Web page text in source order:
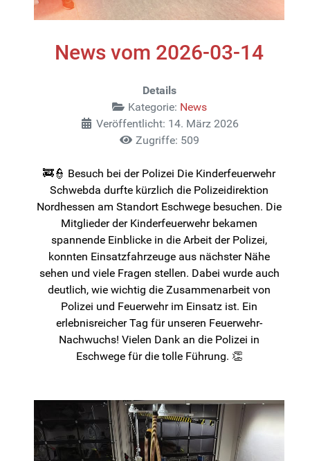
News vom 2026-03-14
Details
Kategorie: News
Veröffentlicht: 14. März 2026
Zugriffe: 509
🚒👮 Besuch bei der Polizei Die Kinderfeuerwehr
Schwebda durfte kürzlich die Polizeidirektion
Nordhessen am Standort Eschwege besuchen. Die
Mitglieder der Kinderfeuerwehr bekamen
spannende Einblicke in die Arbeit der Polizei,
konnten Einsatzfahrzeuge aus nächster Nähe
sehen und viele Fragen stellen. Dabei wurde auch
deutlich, wie wichtig die Zusammenarbeit von
Polizei und Feuerwehr im Einsatz ist. Ein
erlebnisreicher Tag für unseren Feuerwehr-
Nachwuchs! Vielen Dank an die Polizei in
Eschwege für die tolle Führung. 👏